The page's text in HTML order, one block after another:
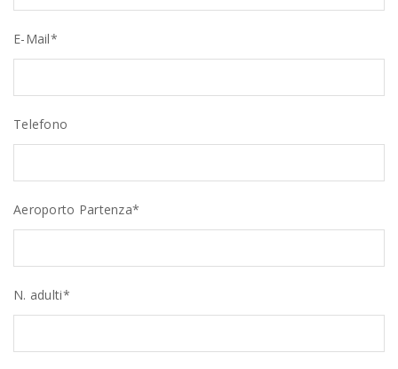
E-Mail*
Telefono
Aeroporto Partenza*
N. adulti*